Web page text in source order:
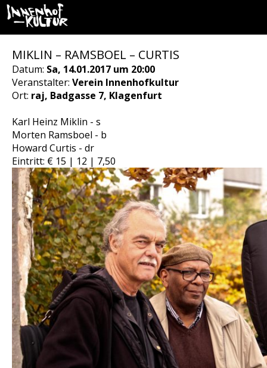
MIKLIN – RAMSBOEL – CURTIS
Datum: Sa, 14.01.2017 um 20:00
Veranstalter: Verein Innenhofkultur
Ort: raj, Badgasse 7, Klagenfurt
Karl Heinz Miklin - s
Morten Ramsboel - b
Howard Curtis - dr
Eintritt: € 15 | 12 | 7,50